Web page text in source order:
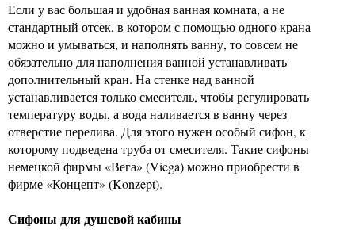
Если у вас большая и удобная ванная комната, а не
стандартный отсек, в котором с помощью одного крана
можно и умываться, и наполнять ванну, то совсем не
обязательно для наполнения ванной устанавливать
дополнительный кран. На стенке над ванной
устанавливается только смеситель, чтобы регулировать
температуру воды, а вода наливается в ванну через
отверстие перелива. Для этого нужен особый сифон, к
которому подведена труба от смесителя. Такие сифоны
немецкой фирмы «Вега» (Viega) можно приобрести в
фирме «Концепт» (Konzept).
Сифоны для душевой кабины